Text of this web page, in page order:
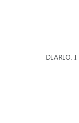
DIARIO. I